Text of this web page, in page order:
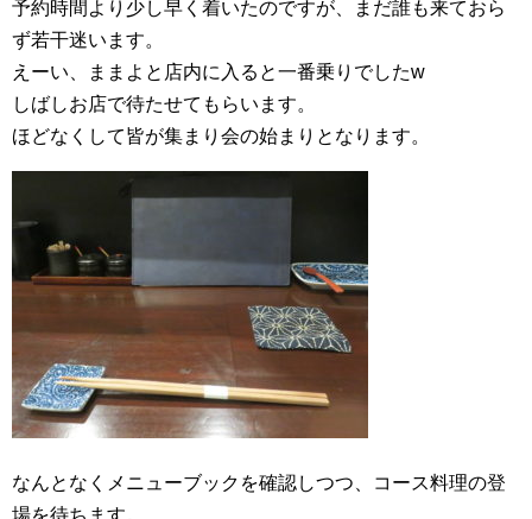
予約時間より少し早く着いたのですが、まだ誰も来ておら
ず若干迷います。
えーい、ままよと店内に入ると一番乗りでしたw
しばしお店で待たせてもらいます。
ほどなくして皆が集まり会の始まりとなります。
なんとなくメニューブックを確認しつつ、コース料理の登
場を待ちます。